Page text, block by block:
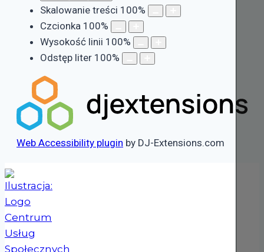
Skalowanie treści 100%
Czcionka 100%
Wysokość linii 100%
Odstęp liter 100%
Web Accessibility plugin by DJ-Extensions.com
Przejdź
do
treści